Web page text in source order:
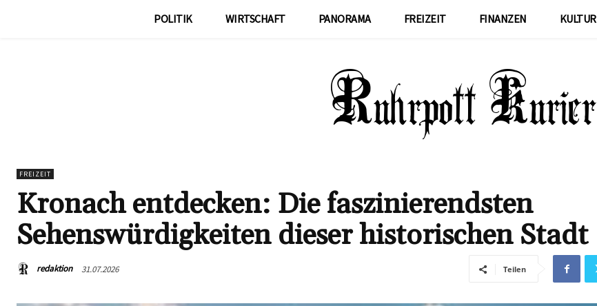
POLITIK WIRTSCHAFT PANORAMA FREIZEIT FINANZEN KULTUR
FREIZEIT
Kronach entdecken: Die faszinierendsten
Sehenswürdigkeiten dieser historischen Stadt
redaktion 31.07.2026 Teilen